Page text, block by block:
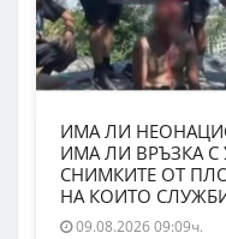
ИМА ЛИ
ИМА ЛИ ВРЪЗКА С
СНИМКИТЕ ОТ
НА КОИТО
09.08.2026 09:09ч.